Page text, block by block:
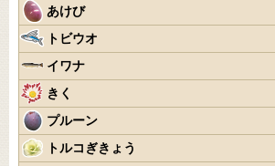
あけび
トビウオ
イワナ
きく
プルーン
トルコぎきょう